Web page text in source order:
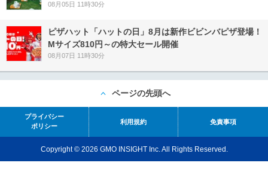
08月05日 11時30分
ピザハット「ハットの日」8月は新作ビビンバピザ登場！
Mサイズ810円～の特大セール開催
08月07日 11時30分
ページの先頭へ
プライバシー
ポリシー
利用規約 免責事項
Copyright © 2026 GMO INSIGHT Inc. All Rights Reserved.